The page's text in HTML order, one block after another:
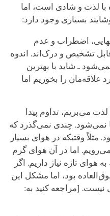
لذت و شادی است، اما
بسیاری وجود دارد:
اضطراب و عدم
تشخیص‌ و درک‌اند. اندوه
ـ شاید با بهترین
علاقه‌مان را بخوریم اما
لذت می‌بریم، تداوم پیدا
چندی نمی‌گذرد که
مثلاً وقتیکه در هوای بسیار
اما در آن هوای گرم
تازه نیاز داریم. اگر
بود، اما مشکل این
[مراجعه کنید به: